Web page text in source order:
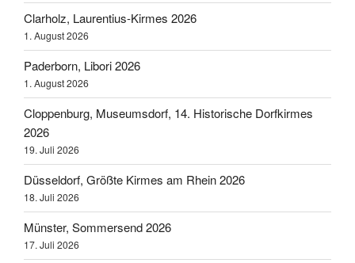
Clarholz, Laurentius-Kirmes 2026
1. August 2026
Paderborn, Libori 2026
1. August 2026
Cloppenburg, Museumsdorf, 14. Historische Dorfkirmes
2026
19. Juli 2026
Düsseldorf, Größte Kirmes am Rhein 2026
18. Juli 2026
Münster, Sommersend 2026
17. Juli 2026